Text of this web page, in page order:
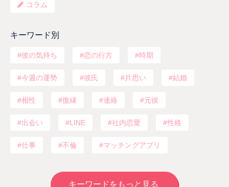
コラム
キーワード別
彼の気持ち 恋の行方 時期
今週の運勢 彼氏 片思い 結婚
相性 復縁 連絡 元彼
出会い LINE 社内恋愛 性格
仕事 不倫 マッチングアプリ
キーワードをもっと見る